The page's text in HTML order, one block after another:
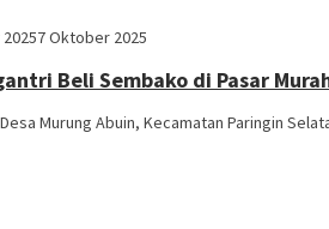
7 Oktober 2025
Beli Sembako di Pasar
Murung Abuin, Kecamatan Paringin